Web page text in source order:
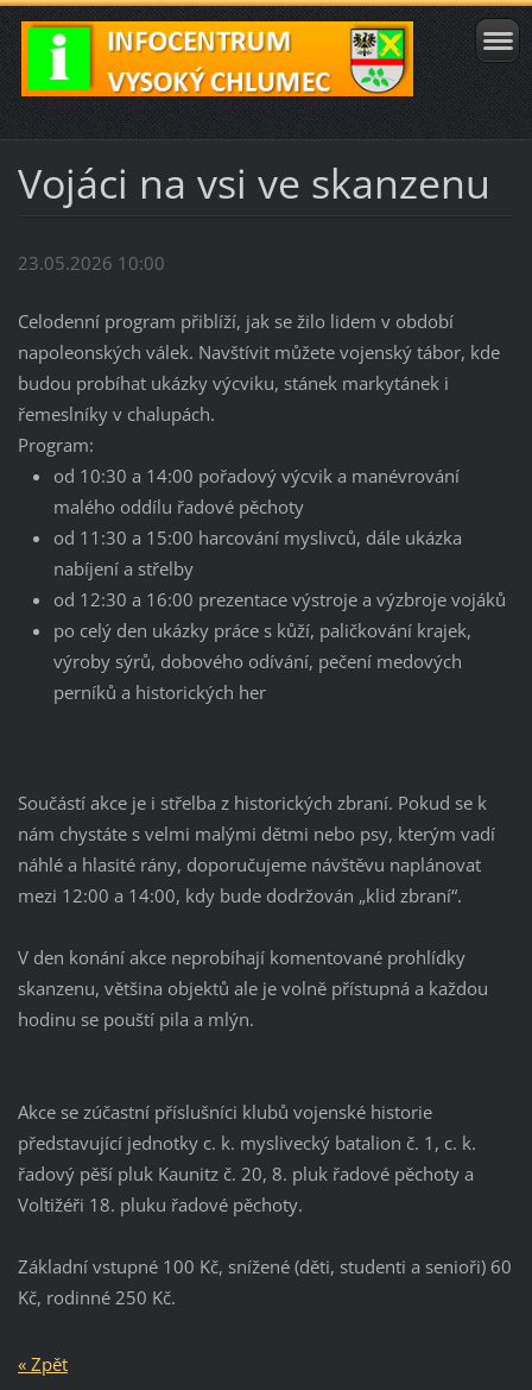
Vojáci na vsi ve skanzenu
23.05.2026 10:00
Celodenní program přiblíží, jak se žilo lidem v období
napoleonských válek. Navštívit můžete vojenský tábor, kde
budou probíhat ukázky výcviku, stánek markytánek i
řemeslníky v chalupách.
Program:
od 10:30 a 14:00 pořadový výcvik a manévrování
malého oddílu řadové pěchoty
od 11:30 a 15:00 harcování myslivců, dále ukázka
nabíjení a střelby
od 12:30 a 16:00 prezentace výstroje a výzbroje vojáků
po celý den ukázky práce s kůží, paličkování krajek,
výroby sýrů, dobového odívání, pečení medových
perníků a historických her
Součástí akce je i střelba z historických zbraní. Pokud se k
nám chystáte s velmi malými dětmi nebo psy, kterým vadí
náhlé a hlasité rány, doporučujeme návštěvu naplánovat
mezi 12:00 a 14:00, kdy bude dodržován „klid zbraní“.
V den konání akce neprobíhají komentované prohlídky
skanzenu, většina objektů ale je volně přístupná a každou
hodinu se pouští pila a mlýn.
Akce se zúčastní příslušníci klubů vojenské historie
představující jednotky c. k. myslivecký batalion č. 1, c. k.
řadový pěší pluk Kaunitz č. 20, 8. pluk řadové pěchoty a
Voltižéři 18. pluku řadové pěchoty.
Základní vstupné 100 Kč, snížené (děti, studenti a senioři) 60
Kč, rodinné 250 Kč.
« Zpět